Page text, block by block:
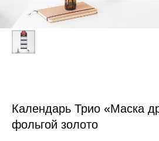
Календарь Трио «Маска
фольгой золото